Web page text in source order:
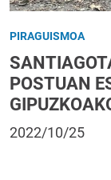
PIRAGUISMOA
POSTUAN
2022/10/25